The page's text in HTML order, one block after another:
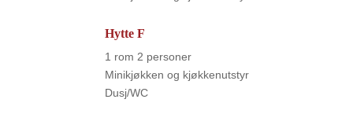
Hytte F
1 rom 2 personer
Minikjøkken og kjøkkenutstyr
Dusj/WC